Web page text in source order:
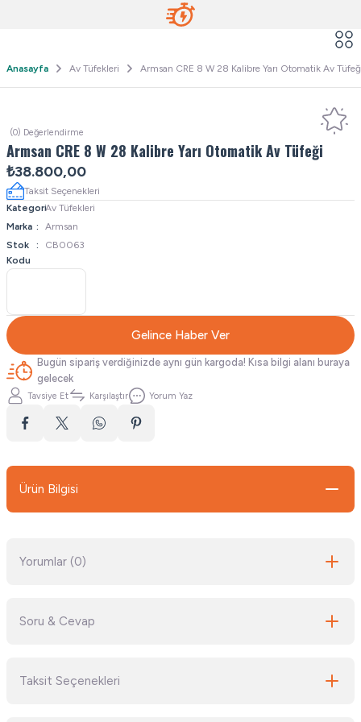
Anasayfa Av Tüfekleri Armsan CRE 8 W 28 Kalibre Yarı Otomatik Av
(0) Değerlendirme
Armsan CRE 8 W 28 Kalibre Yarı Otomatik Av Tüfeği
₺38.800,00
Taksit Seçenekleri
KategoriAv Tüfekleri
Marka
Armsan
Stok
Kodu
CB0063
Gelince Haber Ver
Bugün sipariş verdiğinizde aynı gün kargoda! Kısa bilgi alanı buraya
gelecek
Tavsiye Et Karşılaştır Yorum Yaz
Ürün Bilgisi
Yorumlar (0)
Soru & Cevap
Taksit Seçenekleri